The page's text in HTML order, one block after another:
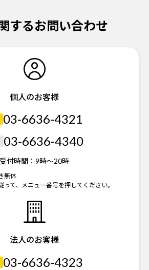
するお問い合わせ
個人のお客様
03-6636-4321
03-6636-4340
受付時間： 9時～20時
無休
て、メニュー番号を押してください。
法人のお客様
03-6636-4323